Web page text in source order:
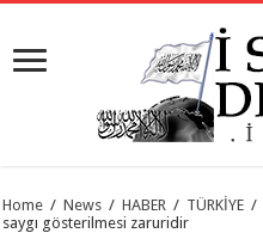
Home / News / HABER / TÜRKİYE /
saygı gösterilmesi zaruridir